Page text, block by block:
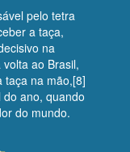
pelo tetra
a taça,
na
ao Brasil,
taça na mão,[8]
ano, quando
do mundo.